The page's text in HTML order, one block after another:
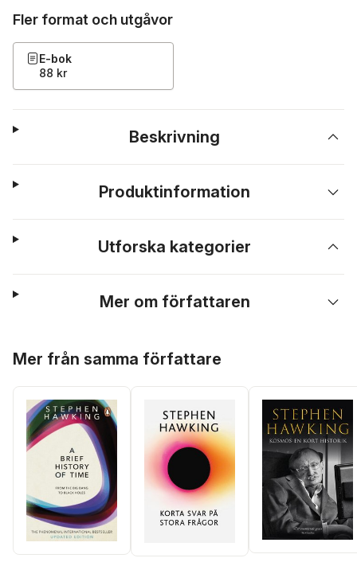
Fler format och utgåvor
E-bok
88 kr
Beskrivning
Produktinformation
Utforska kategorier
Mer om författaren
Mer från samma författare